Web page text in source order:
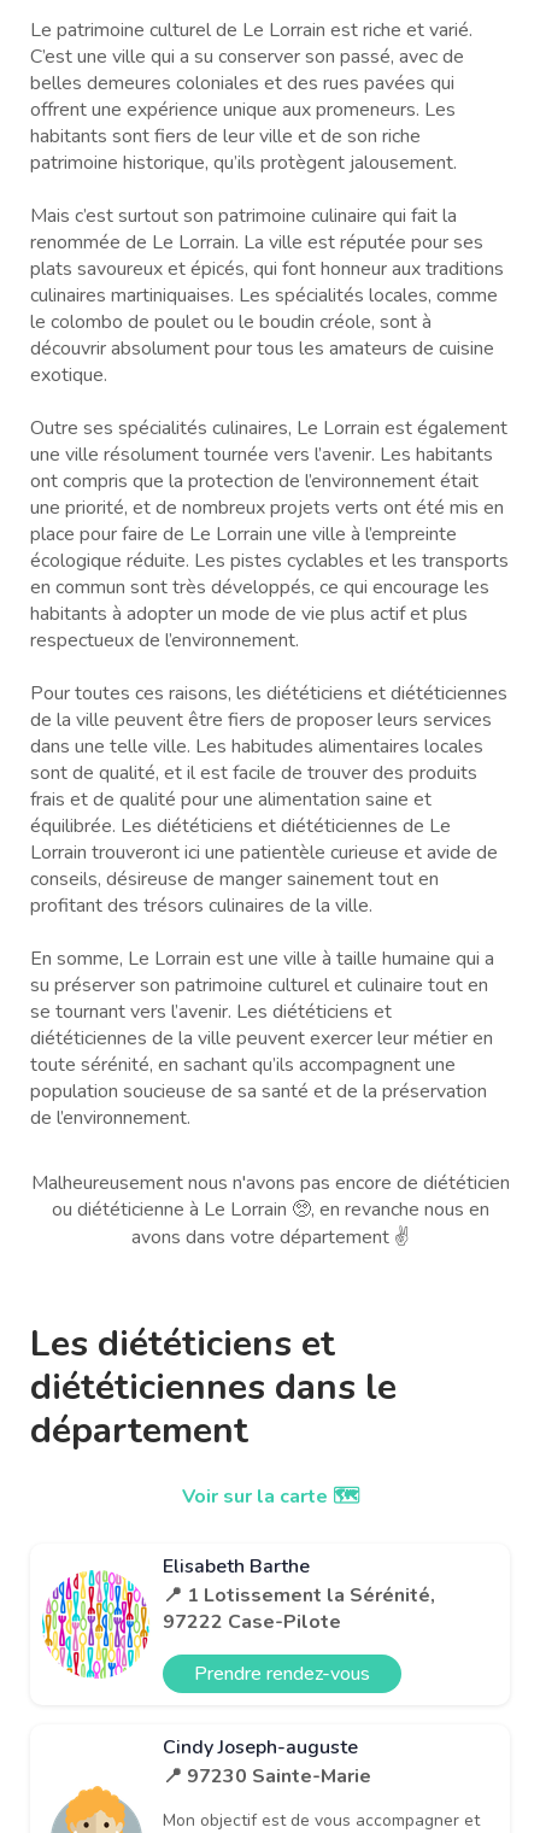
Le patrimoine culturel de Le Lorrain est riche et varié.
C’est une ville qui a su conserver son passé, avec de
belles demeures coloniales et des rues pavées qui
offrent une expérience unique aux promeneurs. Les
habitants sont fiers de leur ville et de son riche
patrimoine historique, qu’ils protègent jalousement.
Mais c’est surtout son patrimoine culinaire qui fait la
renommée de Le Lorrain. La ville est réputée pour ses
plats savoureux et épicés, qui font honneur aux traditions
culinaires martiniquaises. Les spécialités locales, comme
le colombo de poulet ou le boudin créole, sont à
découvrir absolument pour tous les amateurs de cuisine
exotique.
Outre ses spécialités culinaires, Le Lorrain est également
une ville résolument tournée vers l’avenir. Les habitants
ont compris que la protection de l’environnement était
une priorité, et de nombreux projets verts ont été mis en
place pour faire de Le Lorrain une ville à l’empreinte
écologique réduite. Les pistes cyclables et les transports
en commun sont très développés, ce qui encourage les
habitants à adopter un mode de vie plus actif et plus
respectueux de l’environnement.
Pour toutes ces raisons, les diététiciens et diététiciennes
de la ville peuvent être fiers de proposer leurs services
dans une telle ville. Les habitudes alimentaires locales
sont de qualité, et il est facile de trouver des produits
frais et de qualité pour une alimentation saine et
équilibrée. Les diététiciens et diététiciennes de Le
Lorrain trouveront ici une patientèle curieuse et avide de
conseils, désireuse de manger sainement tout en
profitant des trésors culinaires de la ville.
En somme, Le Lorrain est une ville à taille humaine qui a
su préserver son patrimoine culturel et culinaire tout en
se tournant vers l’avenir. Les diététiciens et
diététiciennes de la ville peuvent exercer leur métier en
toute sérénité, en sachant qu’ils accompagnent une
population soucieuse de sa santé et de la préservation
de l’environnement.
Malheureusement nous n'avons pas encore de diététicien
ou diététicienne à Le Lorrain 🥺, en revanche nous en
avons dans votre département ✌️
Les diététiciens et
diététiciennes dans le
département
Voir sur la carte 🗺️
Elisabeth Barthe
📍 1 Lotissement la Sérénité,
97222 Case-Pilote
Prendre rendez-vous
Cindy Joseph-auguste
📍 97230 Sainte-Marie
Mon objectif est de vous accompagner et